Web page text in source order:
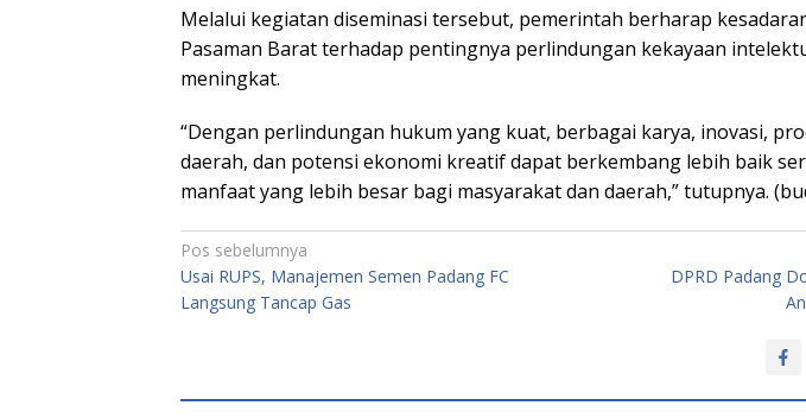
Melalui kegiatan diseminasi tersebut, pemerintah berharap
Pasaman Barat terhadap pentingnya perlindungan kekayaan
meningkat.
“Dengan perlindungan hukum yang kuat, berbagai karya, inovasi,
daerah, dan potensi ekonomi kreatif dapat berkembang lebih baik
manfaat yang lebih besar bagi masyarakat dan daerah,” tutupnya.
Navigasi
pos
Pos sebelumnya
Usai RUPS, Manajemen Semen Padang FC
Langsung Tancap Gas
DPRD Padang